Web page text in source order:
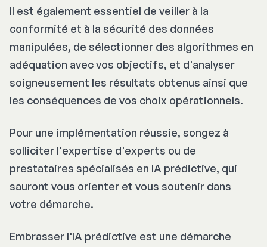
Il est également essentiel de veiller à la
conformité et à la sécurité des données
manipulées, de sélectionner des algorithmes en
adéquation avec vos objectifs, et d'analyser
soigneusement les résultats obtenus ainsi que
les conséquences de vos choix opérationnels.
Pour une implémentation réussie, songez à
solliciter l'expertise d'experts ou de
prestataires spécialisés en IA prédictive, qui
sauront vous orienter et vous soutenir dans
votre démarche.
Embrasser l'IA prédictive est une démarche